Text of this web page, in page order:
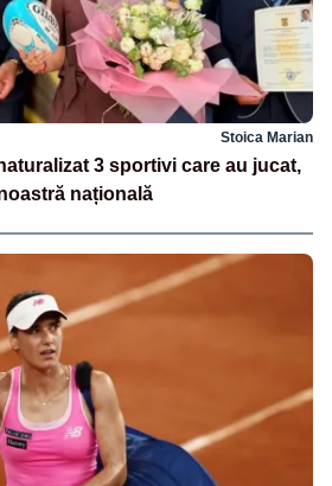
Stoica Marian
3 sportivi care au jucat,
națională